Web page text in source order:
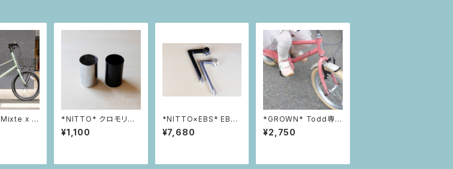
x W
*NITTO* クロモリ製
コラムスペーサー 50m
m 1-1/8インチ
¥1,100
*NITTO×EBS* EBS-
S20 STEM (ブラック)
¥7,680
*GROWN* Todd専用
フェンダー
¥2,750